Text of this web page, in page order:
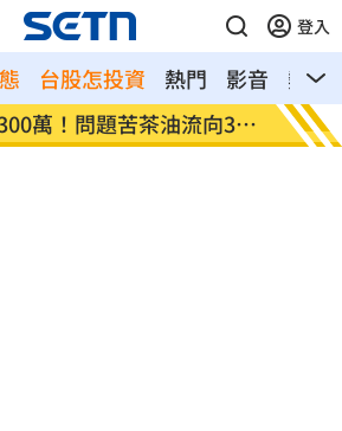
登入
台股怎投資 熱門 影音
熱搜
萬！問題苦茶油流向3縣
毒油
問